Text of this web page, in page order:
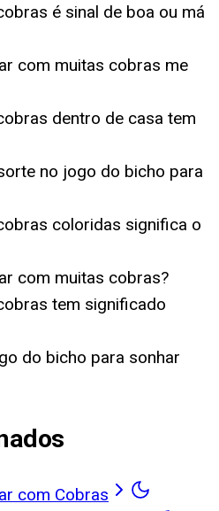
é sinal de boa ou má
com muitas cobras me
dentro de casa tem
no jogo do bicho para
coloridas significa o
com muitas cobras?
tem significado
do bicho para sonhar
com Cobras